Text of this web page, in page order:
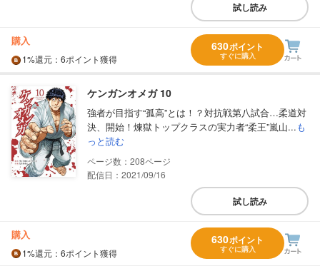
試し読み
購入
1%還元 ：6ポイント獲得
630ポイント
すぐに購入
ケンガンオメガ 10
強者が目指す“孤高”とは！？対抗戦第八試合…柔道対
決、開始！煉獄トップクラスの実力者“柔王”嵐山...も
っと読む
208
配信日：2021/09/16
試し読み
購入
1%還元 ：6ポイント獲得
630ポイント
すぐに購入